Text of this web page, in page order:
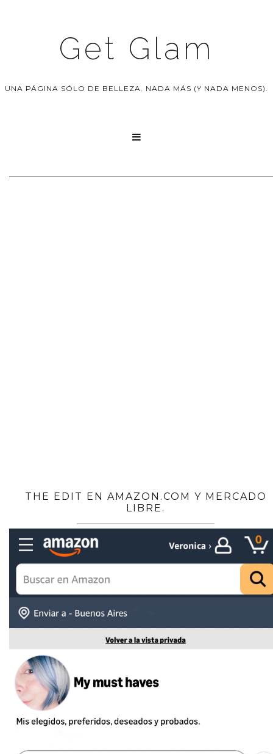
Get Glam
UNA PÁGINA SÓLO DE BELLEZA. NADA MÁS (Y NADA MENOS).

THE EDIT EN AMAZON.COM Y MERCADO
LIBRE.